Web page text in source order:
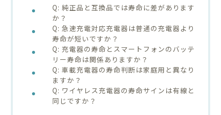
Q: 純正品と互換品では寿命に差があります
か？
Q: 急速充電対応充電器は普通の充電器より
寿命が短いですか？
Q: 充電器の寿命とスマートフォンのバッテ
リー寿命は関係ありますか？
Q: 車載充電器の寿命判断は家庭用と異なり
ますか？
Q: ワイヤレス充電器の寿命サインは有線と
同じですか？